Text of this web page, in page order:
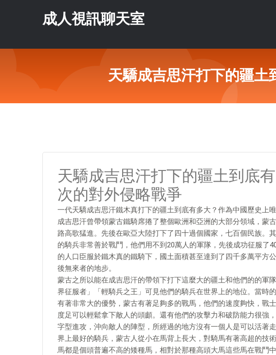
成人視訊聊天室
天驕成吉思汗打下的疆
天驕成吉思汗打下的疆土到底
次的對外侵略戰爭
一代天驕成吉思汗鐵木真打下的疆土到底有多大？作為中國歷史上
成吉思汗曾帶領蒙古鐵騎席捲了整個歐洲和亞洲的大部分領域，蒙
路高歌猛進。先後在歐亞大陸打下了四十過個國家，七百個民族。
的騎兵非常善於戰鬥，他們用不到20萬人的軍隊，先後成功征服了
的人口臣服於鐵木真的鐵騎下，國土面積甚至達到了四千多萬平方
後無來者的地步。
蒙古之所以能在成吉思汗的帶領下打下這麼大的疆土和他們的的軍
界征服者」「輕騎兵之王」可見他們的騎兵在世界上的地位。當時
有著非常大的優勢，蒙古有著足夠多的戰馬，他們的速度夠快，戰
度足可以輕鬆拿下敵人的頭顱。還有他們的攻擊力和破防能力很強
字型進攻，沖向敵人的陣型，所經過的地方沒有一個人是可以活著
界上最好的騎兵，蒙古人從小在馬背上長大，對騎馬有著高超的技
馬都是個頭普遍不高的矮種馬，相對於那種高頭大馬這些馬在戰鬥